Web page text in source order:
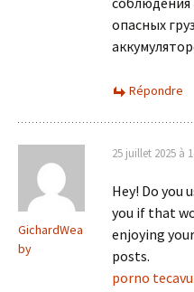
опасных
Répondre
GichardWea
by
25 juillet 2025 à
Hey! Do you
you if that
enjoying
posts.
porno